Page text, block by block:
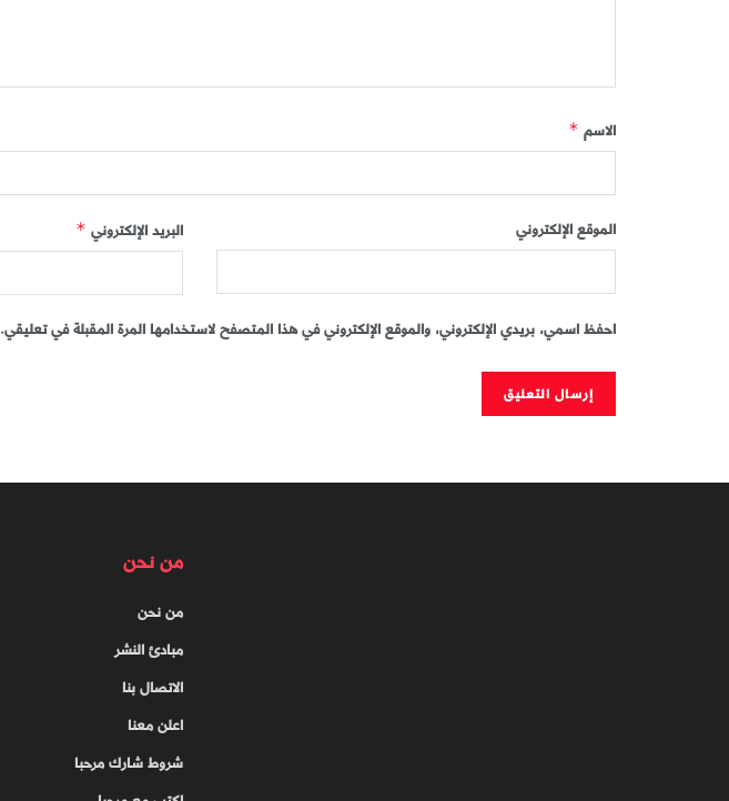
الاسم *
البريد الإلكتروني * الموقع الإلكتروني
احفظ اسمي، بريدي الإلكتروني، والموقع الإلكتروني في هذا المتصفح لاستخدامها المرة المقبلة في تعليقي.
من نحن
من نحن
مبادئ النشر
الاتصال بنا
اعلن معنا
شروط شارك مرحبا